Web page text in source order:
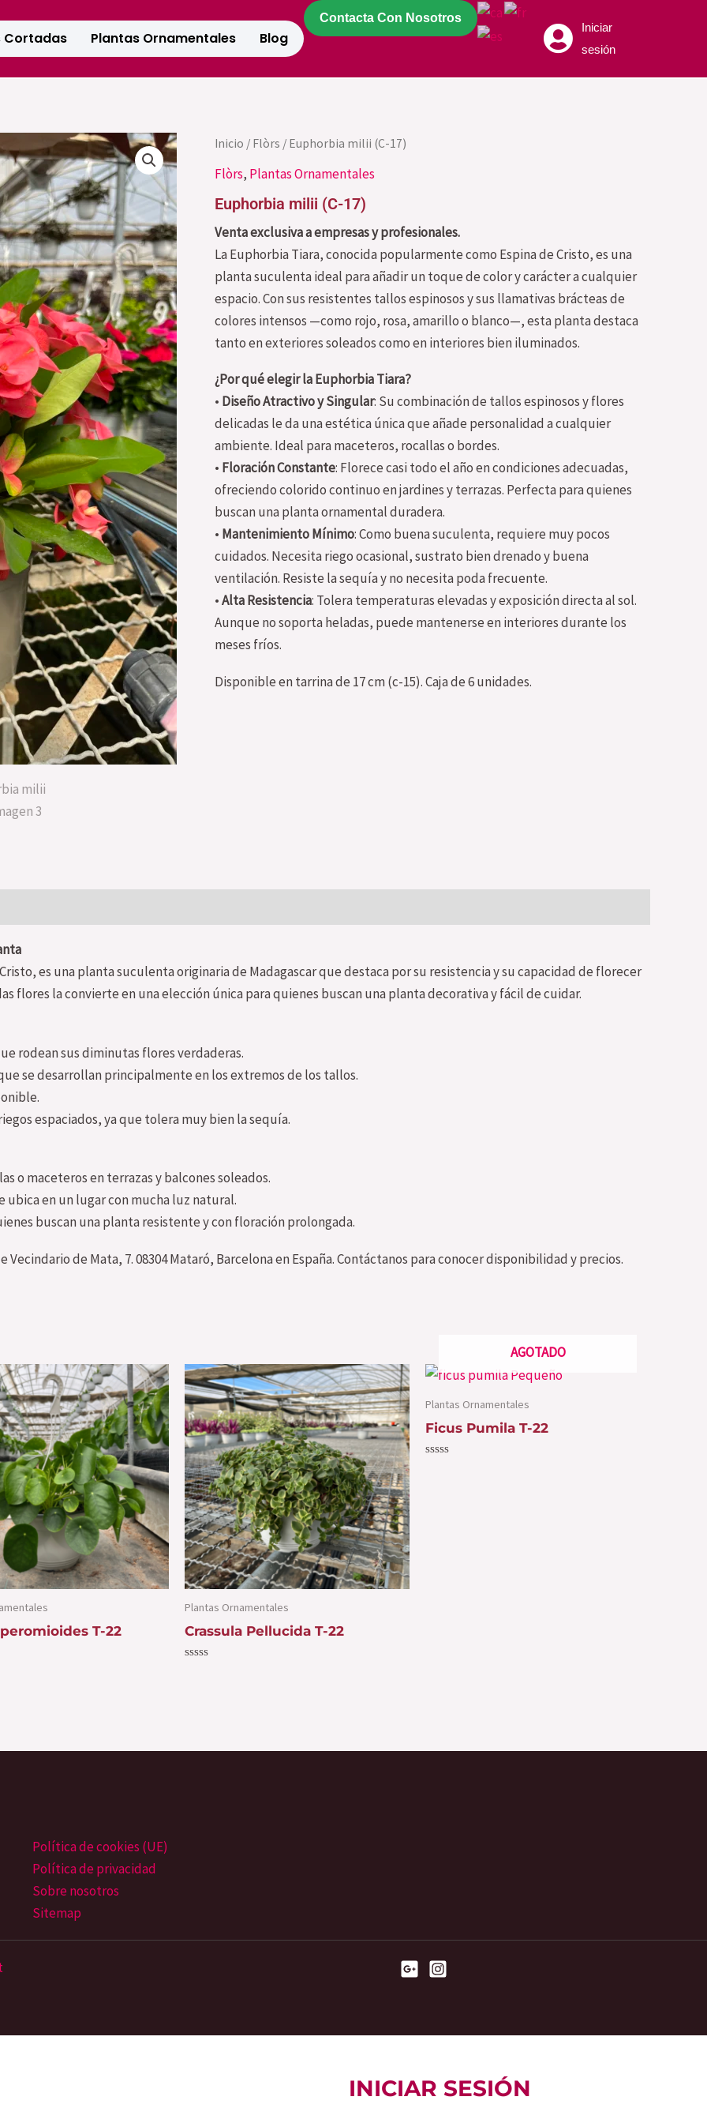
Cortadas Plantas Ornamentales Blog
Contacta Con Nosotros
Iniciar
sesión
Inicio / Flòrs / Euphorbia milii (C-17)
Flòrs, Plantas Ornamentales
Euphorbia milii (C-17)
Venta exclusiva a empresas y profesionales.
La Euphorbia Tiara, conocida popularmente como Espina de Cristo, es una
planta suculenta ideal para añadir un toque de color y carácter a cualquier
espacio. Con sus resistentes tallos espinosos y sus llamativas brácteas de
colores intensos —como rojo, rosa, amarillo o blanco—, esta planta destaca
tanto en exteriores soleados como en interiores bien iluminados.
¿Por qué elegir la Euphorbia Tiara?
• Diseño Atractivo y Singular: Su combinación de tallos espinosos y flores
delicadas le da una estética única que añade personalidad a cualquier
ambiente. Ideal para maceteros, rocallas o bordes.
• Floración Constante: Florece casi todo el año en condiciones adecuadas,
ofreciendo colorido continuo en jardines y terrazas. Perfecta para quienes
buscan una planta ornamental duradera.
• Mantenimiento Mínimo: Como buena suculenta, requiere muy pocos
cuidados. Necesita riego ocasional, sustrato bien drenado y buena
ventilación. Resiste la sequía y no necesita poda frecuente.
•Alta Resistencia: Tolera temperaturas elevadas y exposición directa al sol.
Aunque no soporta heladas, puede mantenerse en interiores durante los
meses fríos.
Disponible en tarrina de 17 cm (c-15). Caja de 6 unidades.
es una planta suculenta originaria de Madagascar que destaca por su resistencia y su capacidad de florecer
flores la convierte en una elección única para quienes buscan una planta decorativa y fácil de cuidar.
rodean sus diminutas flores verdaderas.
se desarrollan principalmente en los extremos de los tallos.
espaciados, ya que tolera muy bien la sequía.
o maceteros en terrazas y balcones soleados.
ubica en un lugar con mucha luz natural.
buscan una planta resistente y con floración prolongada.
de Mata, 7. 08304 Mataró, Barcelona en España. Contáctanos para conocer disponibilidad y precios.
T-22
Plantas Ornamentales
Crassula Pellucida T-22
AGOTADO
Plantas Ornamentales
Ficus Pumila T-22
Política de cookies (UE)
Política de privacidad
Sobre nosotros
Sitemap
INICIAR SESIÓN